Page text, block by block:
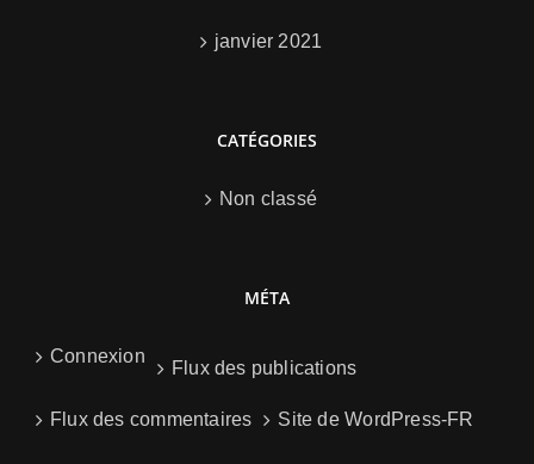
janvier 2021
CATÉGORIES
Non classé
MÉTA
Connexion
Flux des publications
Flux des commentaires Site de WordPress-FR